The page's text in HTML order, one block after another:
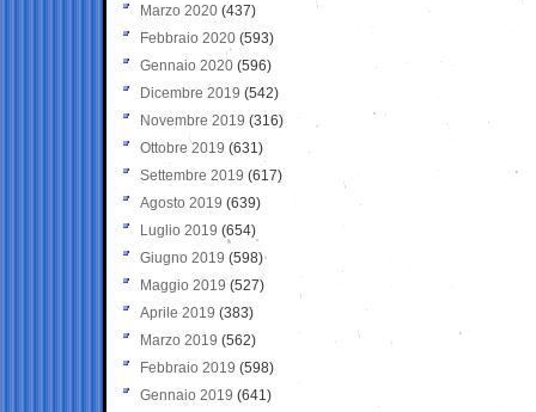
Marzo 2020 (437)
Febbraio 2020 (593)
Gennaio 2020 (596)
Dicembre 2019 (542)
Novembre 2019 (316)
Ottobre 2019 (631)
Settembre 2019 (617)
Agosto 2019 (639)
Luglio 2019 (654)
Giugno 2019 (598)
Maggio 2019 (527)
Aprile 2019 (383)
Marzo 2019 (562)
Febbraio 2019 (598)
Gennaio 2019 (641)